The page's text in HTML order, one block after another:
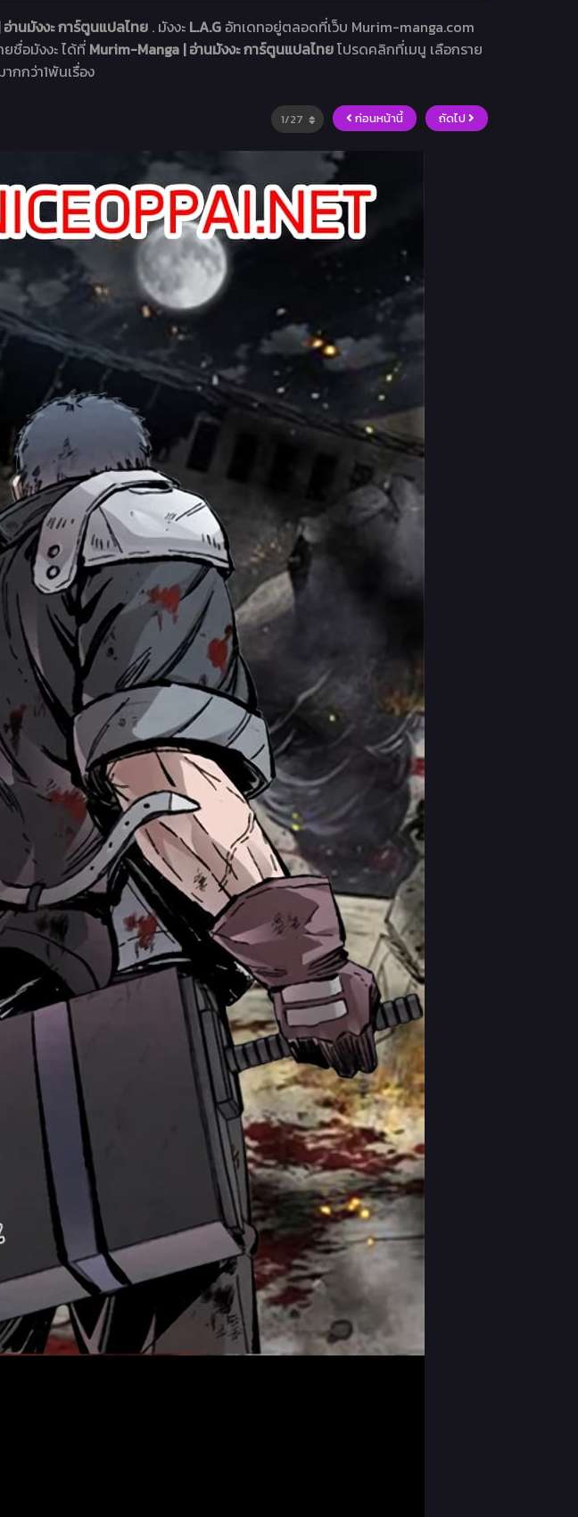
านมังงะ การ์ตูนแปลไทย . มังงะ L.A.G อัทเดทอยู่ตลอดที่เว็บ Murim-manga.com
ชื่อมังงะ ได้ที่ Murim-Manga | อ่านมังงะ การ์ตูนแปลไทยโปรดคลิกที่เมนู เลือกราย
กกว่า1พันเรื่อง
ก่อนหน้านี้ ถัดไป